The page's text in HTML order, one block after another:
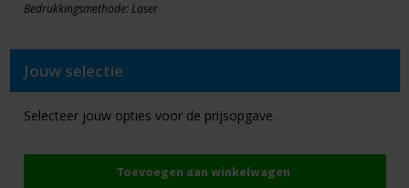
Bedrukkingsmethode: Laser
Jouw selectie
Selecteer jouw opties voor de prijsopgave.
Toevoegen aan winkelwagen